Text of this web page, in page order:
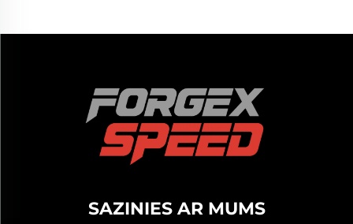
SAZINIES AR MUMS